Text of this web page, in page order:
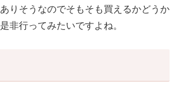
りそうなのでそもそも買えるかどうか
非行ってみたいですよね。